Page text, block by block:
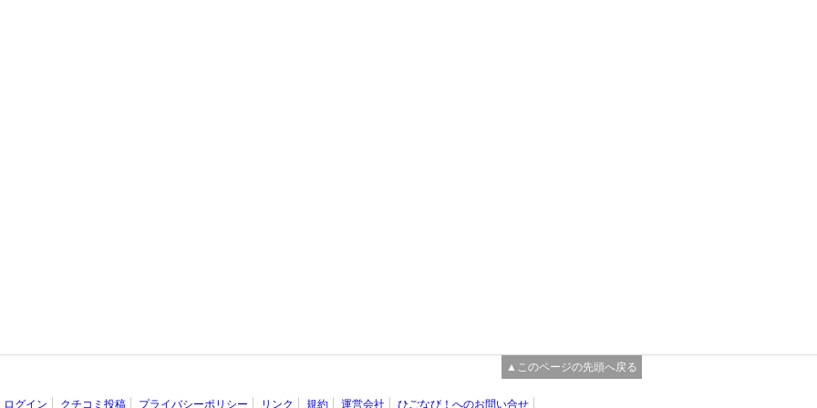
▲このページの先頭へ戻る
ログイン クチコミ投稿 プライバシーポリシー リンク 規約 運営会社 ひごなび！へのお問い合せ